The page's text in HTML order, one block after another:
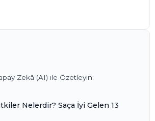
Zekâ (AI) ile Özetleyin:
Nelerdir? Saça İyi Gelen 13